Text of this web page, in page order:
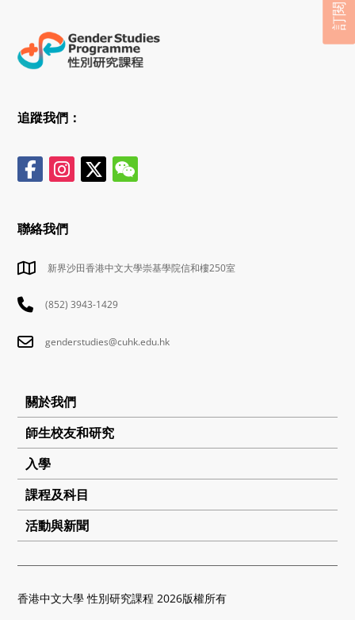
追蹤我們：
聯絡我們
新界沙田香港中文大學崇基學院信和樓250室
(852) 3943-1429
genderstudies@cuhk.edu.hk
關於我們
師生校友和研究
入學
課程及科目
活動與新聞
香港中文大學 性別研究課程 2026版權所有
訂閱